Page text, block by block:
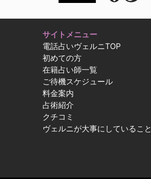
サイトメニュー
電話占いヴェルニTOP
初めての方
在籍占い師一覧
ご待機スケジュール
料金案内
占術紹介
クチコミ
ヴェルニが大事にしていること